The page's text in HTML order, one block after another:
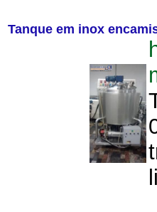
Tanque em inox